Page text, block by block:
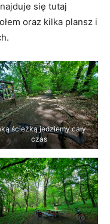
się tutaj
oraz kilka plansz i
ścieżką jedziemy cały
czas